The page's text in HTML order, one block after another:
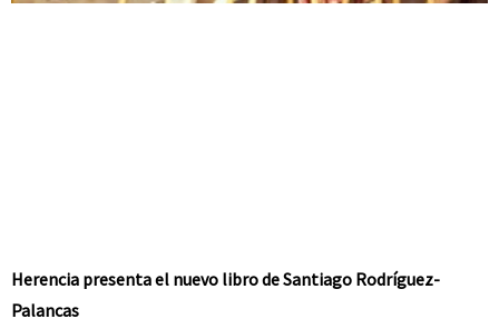
Herencia presenta el nuevo libro de Santiago Rodríguez-
Palancas